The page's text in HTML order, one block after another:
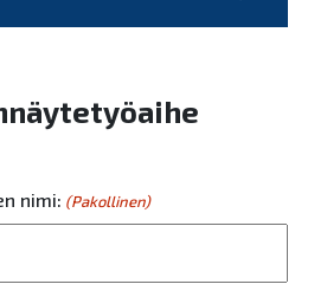
nimi: (Pakollinen)